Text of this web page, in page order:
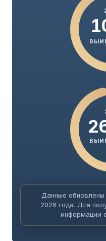
Данные
2026 года. Для
информации